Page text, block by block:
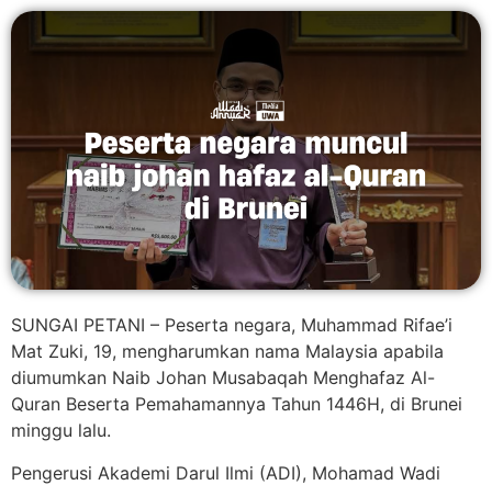
SUNGAI PETANI – Peserta negara, Muhammad Rifae’i
Mat Zuki, 19, mengharumkan nama Malaysia apabila
diumumkan Naib Johan Musabaqah Menghafaz Al-
Quran Beserta Pemahamannya Tahun 1446H, di Brunei
minggu lalu.
Pengerusi Akademi Darul Ilmi (ADI), Mohamad Wadi